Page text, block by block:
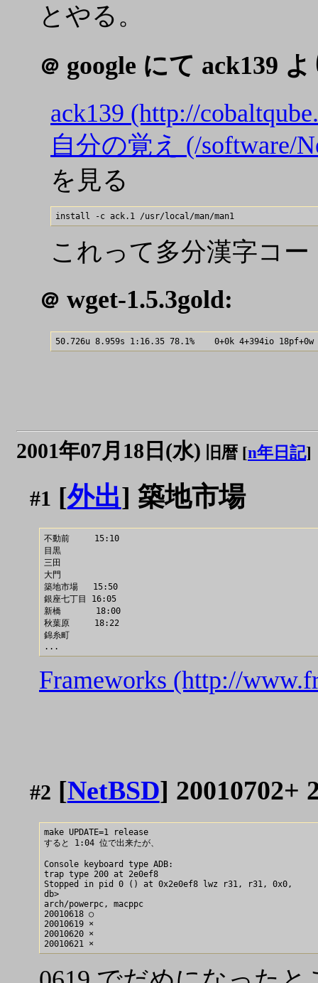
とやる。
＠ google にて ack139
ack139 (http://
自分の覚え (/software/
を見る
これって多分漢字コ
＠ wget-1.5.3gold:
2001年07月18日(水) 旧暦 [n年日記]
#1 [外出] 築地市場
不動前     15:10
目黒
三田
大門
築地市場   15:50
銀座七丁目 16:05
新橋       18:00
秋葉原     18:22
錦糸町
Frameworks (http://
#2 [NetBSD] 20010702+
make UPDATE=1 release
すると 1:04 位で出来たが、
Console keyboard type ADB:
trap type 200 at 2e0ef8
Stopped in pid 0 () at 0x2e0ef8 lwz r31, r31, 0x0,
db>
arch/powerpc, macppc
20010618 ○
20010619 ×
20010620 ×